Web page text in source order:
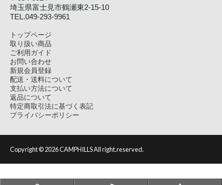
埼玉県富士見市鶴瀬東2-15-10
TEL.049-293-9961
トップページ
取り扱い商品
ご利用ガイド
お問い合わせ
新規会員登録
配送・送料について
支払い方法について
返品について
特定商取引法に基づく表記
プライバシーポリシー
Copyright ©2026 CAMPHILLS All right.reserved.